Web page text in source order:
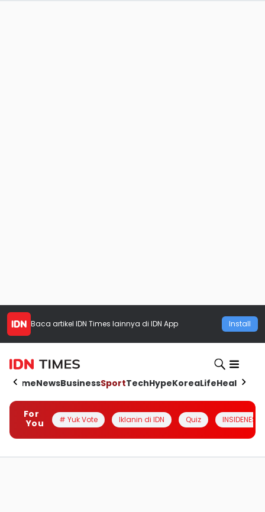
Baca artikel IDN Times lainnya di IDN App Install
HomeNewsBusinessSportTechHypeKoreaLifeHealth
For
You
# Yuk Vote Iklanin di IDN Quiz INSIDENESIA